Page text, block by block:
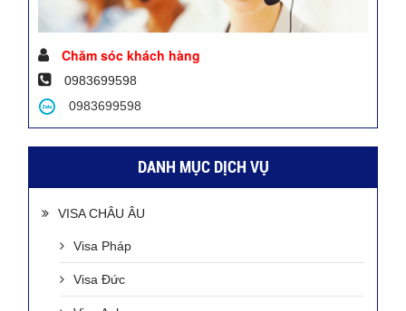
Chăm sóc khách hàng
0983699598
0983699598
DANH MỤC DỊCH VỤ
VISA CHÂU ÂU
Visa Pháp
Visa Đức